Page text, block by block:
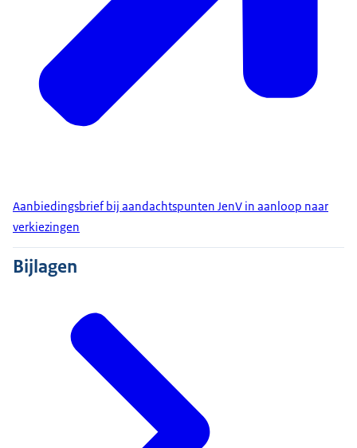
Aanbiedingsbrief bij aandachtspunten JenV in aanloop naar
verkiezingen
Bijlagen